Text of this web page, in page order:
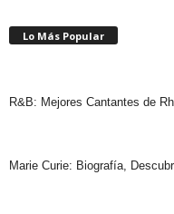
Lo Más Popular
R&B: Mejores Cantantes de
Marie Curie: Biografía,